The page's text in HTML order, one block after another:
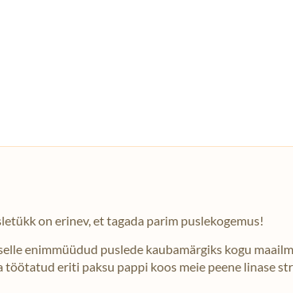
on erinev, et tagada parim puslekogemus!
enimmüüdud puslede kaubamärgiks kogu
eriti paksu pappi koos meie peene linase